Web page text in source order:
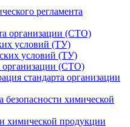
регламента
организации (СТО)
условий (ТУ)
условий (ТУ)
организации (СТО)
стандарта организации
безопасности химической
химической продукции